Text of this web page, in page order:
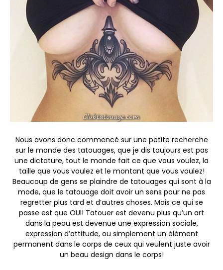
Nous avons donc commencé sur une petite recherche
sur le monde des tatouages, que je dis toujours est pas
une dictature, tout le monde fait ce que vous voulez, la
taille que vous voulez et le montant que vous voulez!
Beaucoup de gens se plaindre de tatouages qui sont à la
mode, que le tatouage doit avoir un sens pour ne pas
regretter plus tard et d’autres choses. Mais ce qui se
passe est que OUI! Tatouer est devenu plus qu’un art
dans la peau est devenue une expression sociale,
expression d’attitude, ou simplement un élément
permanent dans le corps de ceux qui veulent juste avoir
un beau design dans le corps!